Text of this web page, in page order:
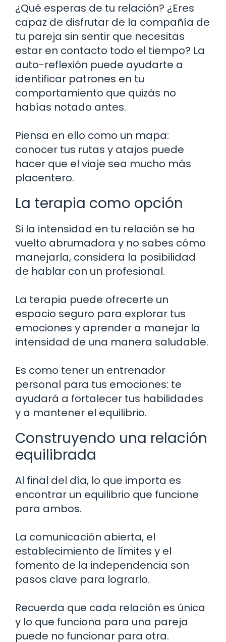
¿Qué esperas de tu relación? ¿Eres
capaz de disfrutar de la compañía de
tu pareja sin sentir que necesitas
estar en contacto todo el tiempo? La
auto-reflexión puede ayudarte a
identificar patrones en tu
comportamiento que quizás no
habías notado antes.
Piensa en ello como un mapa:
conocer tus rutas y atajos puede
hacer que el viaje sea mucho más
placentero.
La terapia como opción
Si la intensidad en tu relación se ha
vuelto abrumadora y no sabes cómo
manejarla, considera la posibilidad
de hablar con un profesional.
La terapia puede ofrecerte un
espacio seguro para explorar tus
emociones y aprender a manejar la
intensidad de una manera saludable.
Es como tener un entrenador
personal para tus emociones: te
ayudará a fortalecer tus habilidades
y a mantener el equilibrio.
Construyendo una relación
equilibrada
Al final del día, lo que importa es
encontrar un equilibrio que funcione
para ambos.
La comunicación abierta, el
establecimiento de límites y el
fomento de la independencia son
pasos clave para lograrlo.
Recuerda que cada relación es única
y lo que funciona para una pareja
puede no funcionar para otra.